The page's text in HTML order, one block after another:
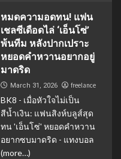
หมดความอดทน! แฟน
เชลซีเดือดไล่ ‘เอ็นโซ่’
พ้นทีม หลังปากเปราะ
หยอดคำหวานอยากอยู่
มาดริด
March 31, 2026 freelance
BK8 - เมื่อหัวใจไม่เป็น
สีน้ำเงิน: แฟนสิงห์บลูส์สุด
ทน 'เอ็นโซ่' หยอดคำหวาน
อยากซบมาดริด - แทงบอล
(more…)